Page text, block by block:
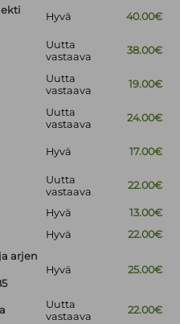
Hyvä 40.00€
Uutta
vastaava
38.00€
Uutta
vastaava
19.00€
Uutta
vastaava
24.00€
Hyvä 17.00€
Uutta
vastaava
22.00€
Hyvä
13.00€
Hyvä
22.00€
arjen
Hyvä 25.00€
Uutta
vastaava
22.00€